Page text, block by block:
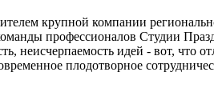
крупной компании
профессионалов Студии
неисчерпаемость идей - вот,
плодотворное